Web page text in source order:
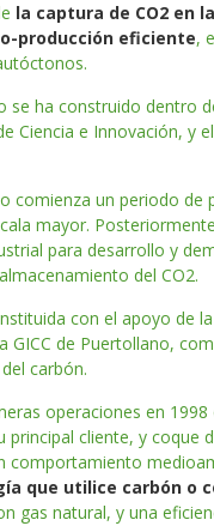
la captura de CO2 en
producción eficiente,
se ha construido dentro
Ciencia e Innovación, y
comienza un periodo de
mayor.
para desarrollo y
del CO2.
con el apoyo de
GICC de Puertollano,
carbón.
operaciones en
principal cliente, y coque
comportamiento
que utilice carbón o
gas natural, y una